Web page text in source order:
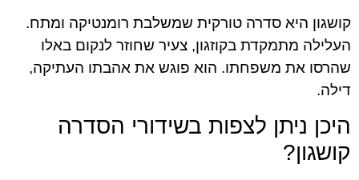
קושגון היא סדרה טורקית שמשלבת רומנטיקה ומתח.
העלילה מתמקדת בקוזגון, צעיר שחוזר לנקום באלו
שהרסו את משפחתו. הוא פוגש את אהבתו העתיקה,
דילה.
היכן ניתן לצפות בשידורי הסדרה
קושגון?